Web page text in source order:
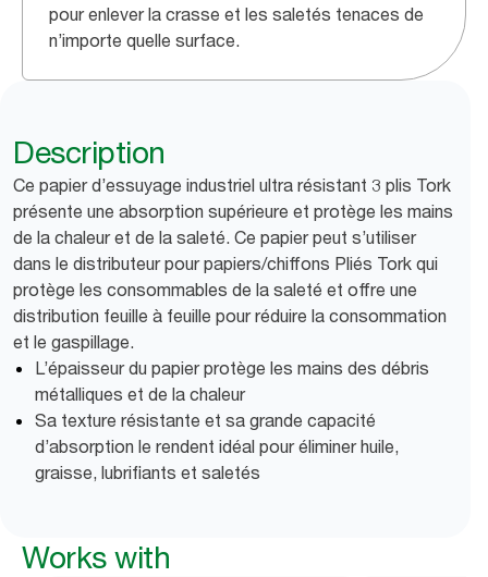
pour enlever la crasse et les saletés tenaces de
n’importe quelle surface.
Description
Ce papier d’essuyage industriel ultra résistant 3 plis Tork
présente une absorption supérieure et protège les mains
de la chaleur et de la saleté. Ce papier peut s’utiliser
dans le distributeur pour papiers/chiffons Pliés Tork qui
protège les consommables de la saleté et offre une
distribution feuille à feuille pour réduire la consommation
et le gaspillage.
L’épaisseur du papier protège les mains des débris
métalliques et de la chaleur
Sa texture résistante et sa grande capacité
d’absorption le rendent idéal pour éliminer huile,
graisse, lubrifiants et saletés
Works with